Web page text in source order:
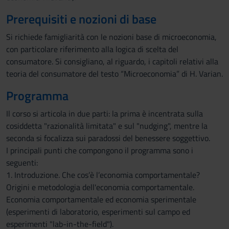
Prerequisiti e nozioni di base
Si richiede famigliarità con le nozioni base di microeconomia,
con particolare riferimento alla logica di scelta del
consumatore. Si consigliano, al riguardo, i capitoli relativi alla
teoria del consumatore del testo “Microeconomia” di H. Varian.
Programma
Il corso si articola in due parti: la prima è incentrata sulla
cosiddetta "razionalità limitata" e sul "nudging", mentre la
seconda si focalizza sui paradossi del benessere soggettivo.
I principali punti che compongono il programma sono i
seguenti:
1. Introduzione. Che cos’è l’economia comportamentale?
Origini e metodologia dell'economia comportamentale.
Economia comportamentale ed economia sperimentale
(esperimenti di laboratorio, esperimenti sul campo ed
esperimenti "lab-in-the-field").